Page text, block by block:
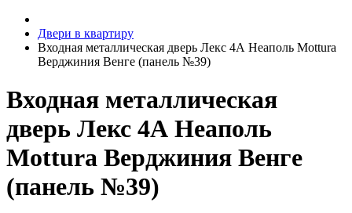
Двери в квартиру
Входная металлическая дверь Лекс 4А Неаполь Mottura
Верджиния Венге (панель №39)
Входная металлическая
дверь Лекс 4А Неаполь
Mottura Верджиния Венге
(панель №39)